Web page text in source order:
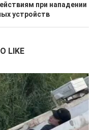
при нападении
устройств
LIKE